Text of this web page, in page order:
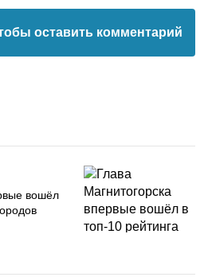
оставить комментарий
вошёл